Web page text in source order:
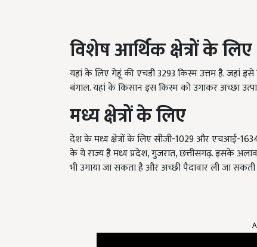
विशेषआर्थिकक्षेत्रोंकेलिए
यहां के लिए गेहूं की एचडी 3293 किस्म उत्तम है. जहां इसे
बंगाल. यहां के किसान इस किस्म को उगाकर अच्छा
मध्यक्षेत्रोंकेलिए
देश के मध्य क्षेत्रों के लिए सीजी-1029 और एचआई-1634
के ये राज्य है मध्य प्रदेश, गुजरात, छत्तीसगढ़. इसके
भी उगाया जा सकता है और अच्छी पैदावार ली जा सकती